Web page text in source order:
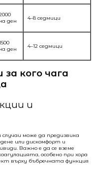
ден
4–8 седмици
ден
4–12 седмици
кого чага
и
случаи може да предизвика
или дискомфорт и
Важно е да се вземе
особено при хора
върху бъбречната функция